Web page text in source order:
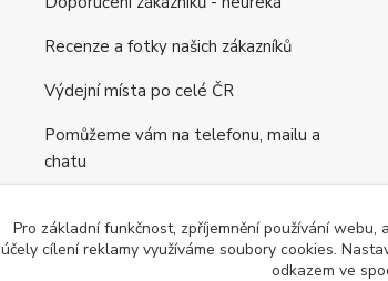
Recenze a fotky našich zákazníků
Výdejní místa po celé ČR
Pomůžeme vám na telefonu, mailu a
chatu
Jsme tu pro vás již 16 let
Pro základní funkčnost, zpříjemnění používání
účely cílení reklamy využíváme soubory cookies.
odkazem ve